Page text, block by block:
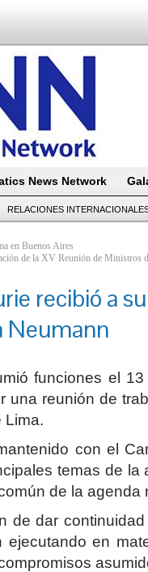
News Network
RELACIONES
en Buenos Aires
de la XV Reunión de Ministros
recibió a
Neumann
funciones el
una reunión de
Lima.
con el
temas de la
de la agenda
de dar
en